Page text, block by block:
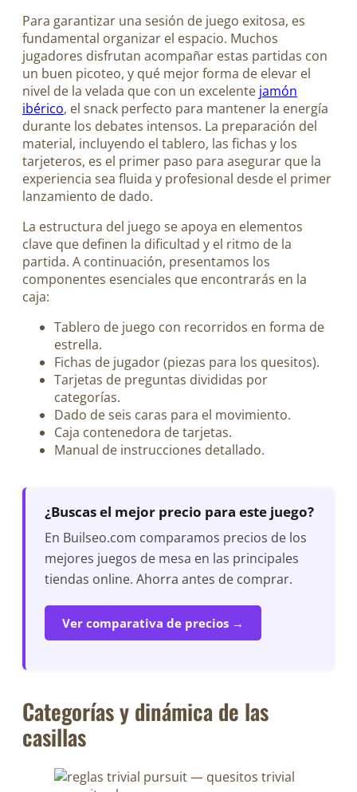
Para garantizar una sesión de juego exitosa, es
fundamental organizar el espacio. Muchos
jugadores disfrutan acompañar estas partidas con
un buen picoteo, y qué mejor forma de elevar el
nivel de la velada que con un excelente jamón
ibérico, el snack perfecto para mantener la energía
durante los debates intensos. La preparación del
material, incluyendo el tablero, las fichas y los
tarjeteros, es el primer paso para asegurar que la
experiencia sea fluida y profesional desde el primer
lanzamiento de dado.
La estructura del juego se apoya en elementos
clave que definen la dificultad y el ritmo de la
partida. A continuación, presentamos los
componentes esenciales que encontrarás en la
caja:
Tablero de juego con recorridos en forma de
estrella.
Fichas de jugador (piezas para los quesitos).
Tarjetas de preguntas divididas por
categorías.
Dado de seis caras para el movimiento.
Caja contenedora de tarjetas.
Manual de instrucciones detallado.
¿Buscas el mejor precio para este juego?
En Builseo.com comparamos precios de los
mejores juegos de mesa en las principales
tiendas online. Ahorra antes de comprar.
Ver comparativa de precios →
Categorías y dinámica de las
casillas